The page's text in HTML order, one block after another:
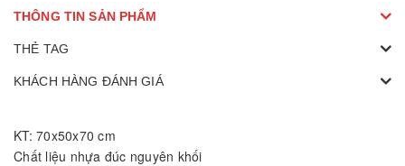
THÔNG TIN SẢN PHẨM
THẺ TAG
KHÁCH HÀNG ĐÁNH GIÁ
KT: 70x50x70 cm
Chất liệu nhựa đúc nguyên khối